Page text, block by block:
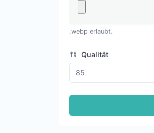
.webp erlaubt.
Qualität